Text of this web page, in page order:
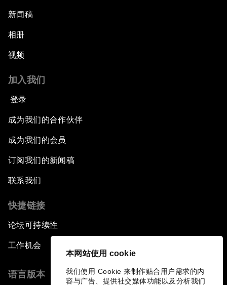
本网站使用 cookie
我们使用 Cookie 来制作贴合用户需求的内
容与广告、提供社交媒体功能以及分析我们
新闻稿
相册
视频
加入我们
登录
成为我们的合作伙伴
成为我们的会员
订阅我们的新闻稿
联系我们
快捷链接
论坛可持续性
工作机会
语言版本